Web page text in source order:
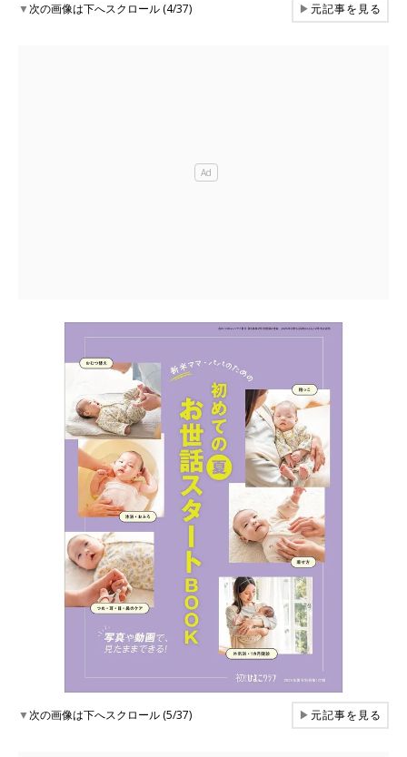
▼次の画像は下へスクロール (4/37) ▶元記事を見る
▼次の画像は下へスクロール (5/37) ▶元記事を見る